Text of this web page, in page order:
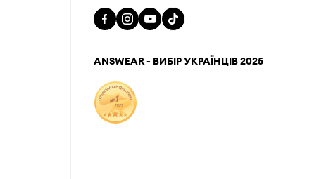
ANSWEAR - ВИБІР УКРАЇНЦІВ 2025